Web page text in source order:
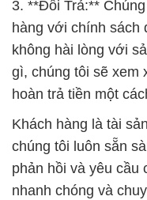
3. **Đổi Trả:**
hàng với chính sách
không hài lòng với
gì, chúng tôi sẽ xem
hoàn trả tiền một
Khách hàng là tài
chúng tôi luôn sẵn
phản hồi và yêu cầu
nhanh chóng và